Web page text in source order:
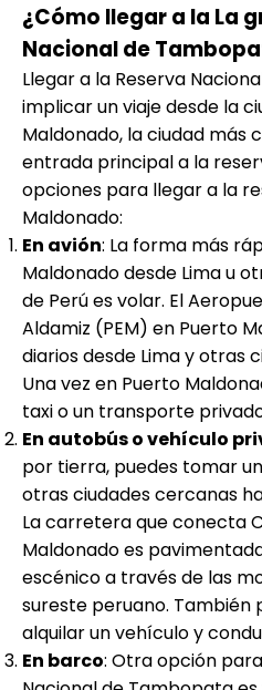
¿Cómo llegar a la La
Nacional de
Llegar a la Reserva
implicar un viaje desde la
Maldonado, la ciudad más
entrada principal a la
opciones para llegar a la
Maldonado:
En avión: La forma más
Maldonado desde Lima u
de Perú es volar. El
Aldamiz (PEM) en Puerto
diarios desde Lima y otras
Una vez en Puerto
taxi o un transporte
En autobús o vehículo
por tierra, puedes tomar
otras ciudades cercanas
La carretera que conecta
Maldonado es
escénico a través de las
sureste peruano. También
alquilar un vehículo y
En barco: Otra opción